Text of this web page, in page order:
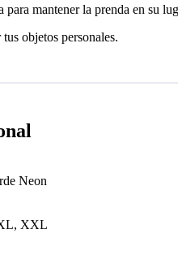
para mantener la prenda en su
objetos personales.
Neon
XXL